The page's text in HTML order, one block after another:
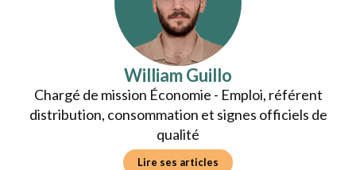
William Guillo
Chargé de mission Économie - Emploi, référent
distribution, consommation et signes officiels de
qualité
Lire ses articles